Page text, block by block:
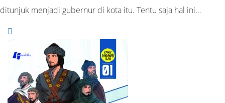
ditunjuk menjadi gubernur di kota itu. Tentu saja hal ini…